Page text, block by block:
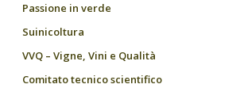
Passione in verde
Suinicoltura
VVQ – Vigne, Vini e Qualità
Comitato tecnico scientifico